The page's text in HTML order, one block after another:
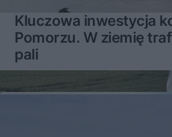
Kluczowa inwestycja
Pomorzu. W ziemię
pali